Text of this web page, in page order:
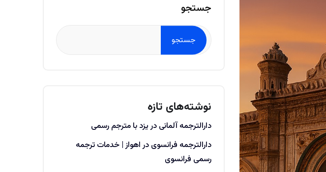
جستجو
جستجو
نوشته‌های تازه
دارالترجمه آلمانی در یزد با مترجم رسمی
دارالترجمه فرانسوی در اهواز | خدمات ترجمه
رسمی فرانسوی